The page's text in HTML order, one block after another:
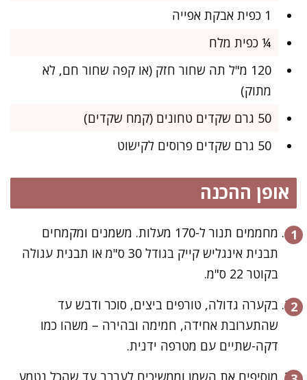
1 כפית אבקת אפייה
¼ כפית מלח
120 מ"ל תה שחור חזק (או קפה שחור חם, לא
מתוק)
50 גרם שקדים טחונים (קמח שקדים)
50 גרם שקדים פרוסים לקישוט
אופן ההכנה
מחממים תנור ל-170 מעלות. משמנים ומקמחים
תבנית אינגליש קייק בגודל 30 ס"מ או תבנית עגולה
בקוטר 22 ס"מ.
בקערה גדולה, טורפים ביצים, סוכר ודבש עד
שהתערובת אחידה, חמימה ובהירה – משהו כמו
דקה-שתיים עם מטרפה ידנית.
מוסיפים את השמן וממשיכים לערבב עד שהכל נטמע